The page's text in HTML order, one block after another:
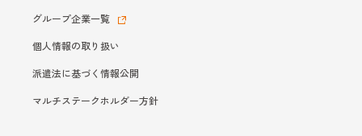
グループ企業一覧
個人情報の取り扱い
派遣法に基づく情報公開
マルチステークホルダー方針